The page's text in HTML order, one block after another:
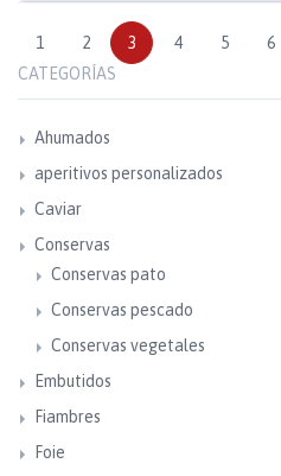
1 2 3 4 5
6
CATEGORÍAS
Ahumados
aperitivos personalizados
Caviar
Conservas
Conservas pato
Conservas pescado
Conservas vegetales
Embutidos
Fiambres
Foie